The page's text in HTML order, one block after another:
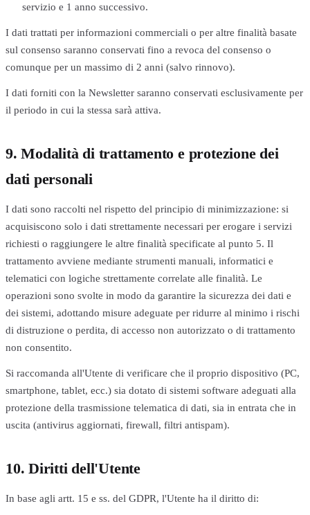
servizio e 1 anno successivo.
I dati trattati per informazioni commerciali o per altre finalità basate
sul consenso saranno conservati fino a revoca del consenso o
comunque per un massimo di 2 anni (salvo rinnovo).
I dati forniti con la Newsletter saranno conservati esclusivamente per
il periodo in cui la stessa sarà attiva.
9. Modalità di trattamento e protezione dei
dati personali
I dati sono raccolti nel rispetto del principio di minimizzazione: si
acquisiscono solo i dati strettamente necessari per erogare i servizi
richiesti o raggiungere le altre finalità specificate al punto 5. Il
trattamento avviene mediante strumenti manuali, informatici e
telematici con logiche strettamente correlate alle finalità. Le
operazioni sono svolte in modo da garantire la sicurezza dei dati e
dei sistemi, adottando misure adeguate per ridurre al minimo i rischi
di distruzione o perdita, di accesso non autorizzato o di trattamento
non consentito.
Si raccomanda all'Utente di verificare che il proprio dispositivo (PC,
smartphone, tablet, ecc.) sia dotato di sistemi software adeguati alla
protezione della trasmissione telematica di dati, sia in entrata che in
uscita (antivirus aggiornati, firewall, filtri antispam).
10. Diritti dell'Utente
In base agli artt. 15 e ss. del GDPR, l'Utente ha il diritto di: